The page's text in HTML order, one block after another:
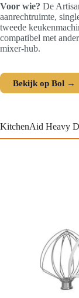
Voor wie? De
aanrechtruimte,
tweede
compatibel met
mixer-hub.
Bekijk op Bol →
KitchenAid Heavy